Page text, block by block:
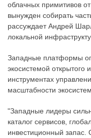
облачных примитивов
вынужден собирать
рассуждает Андрей
локальной
Западные платформы
экосистемой открытого
инструментах
масштабности
"Западные лидеры
каталог сервисов,
инвестиционный запас.